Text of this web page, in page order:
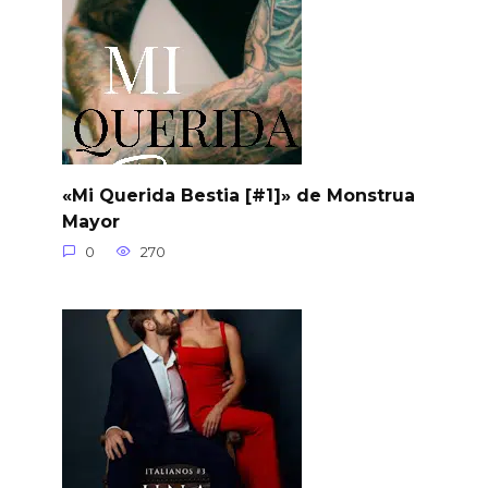
«Mi Querida Bestia [#1]» de Monstrua
Mayor
0 270